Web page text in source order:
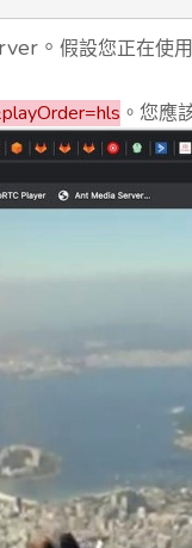
。 假設您正在使用
。您應